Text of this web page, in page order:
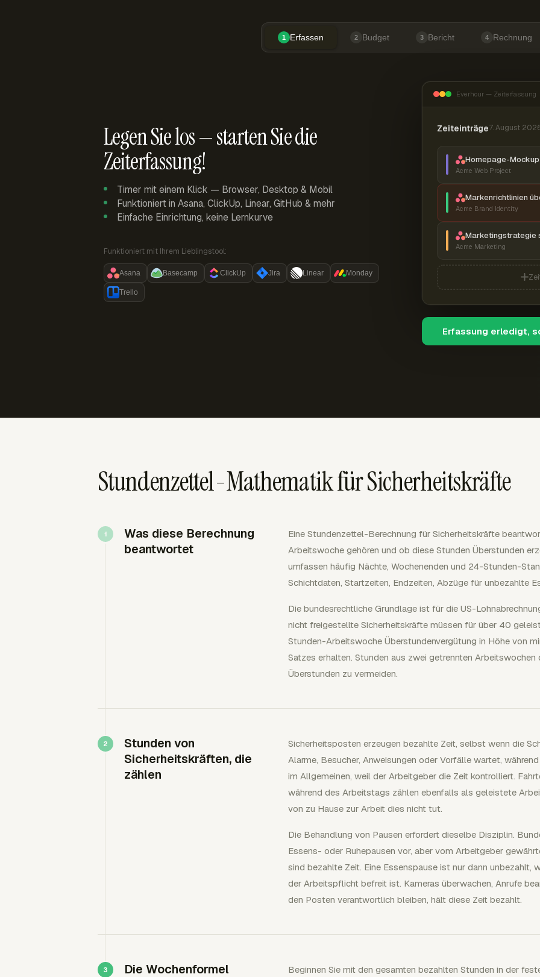
1 Erfassen 2 Budget 3 Bericht 4 Rechnung
Legen Sie los — starten Sie die
Zeiterfassung!
Timer mit einem Klick — Browser, Desktop & Mobil
Funktioniert in Asana, ClickUp, Linear, GitHub & mehr
Einfache Einrichtung, keine Lernkurve
Funktioniert mit Ihrem Lieblingstool:
Asana Basecamp ClickUp Jira Linear Monday
Trello
Everhour — Zeiterfassung
Zeiteinträge7. August
Homepage-
Acme Web Project
Markenrichtlinien
Acme Brand Identity
Marketingstrategie
Acme Marketing
Erfassung erledigt,
Stundenzettel-Mathematik für Sicherheitskräfte
Was diese Berechnung
beantwortet
Eine Stundenzettel-Berechnung für Sicherheitskräfte
Arbeitswoche gehören und ob diese Stunden Überstunden
umfassen häufig Nächte, Wochenenden und 24-Stunden-
Schichtdaten, Startzeiten, Endzeiten, Abzüge für unbezahlte
Die bundesrechtliche Grundlage ist für die US-
nicht freigestellte Sicherheitskräfte müssen für über 40
Stunden-Arbeitswoche Überstundenvergütung in Höhe von
Satzes erhalten. Stunden aus zwei getrennten
Überstunden zu vermeiden.
Stunden von
Sicherheitskräften, die
zählen
Sicherheitsposten erzeugen bezahlte Zeit, selbst wenn die
Alarme, Besucher, Anweisungen oder Vorfälle wartet,
im Allgemeinen, weil der Arbeitgeber die Zeit kontrolliert.
während des Arbeitstags zählen ebenfalls als geleistete
von zu Hause zur Arbeit dies nicht tut.
Die Behandlung von Pausen erfordert dieselbe Disziplin.
Essens- oder Ruhepausen vor, aber vom Arbeitgeber
sind bezahlte Zeit. Eine Essenspause ist nur dann unbezahlt,
der Arbeitspflicht befreit ist. Kameras überwachen, Anrufe
den Posten verantwortlich bleiben, hält diese Zeit bezahlt.
Die Wochenformel
Beginnen Sie mit den gesamten bezahlten Stunden in der